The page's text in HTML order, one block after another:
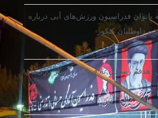
بانوان فدراسیون ورزش‌های آبی درباره
داوطلبان کنکور
محمد قاسمی: هدفم رسیدن به فینال ۴۰۰ متر بازی‌های